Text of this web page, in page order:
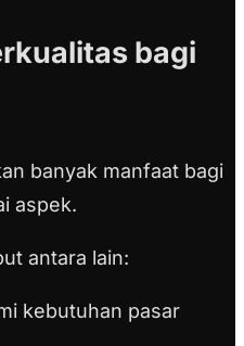
bagi
banyak manfaat bagi
aspek.
antara lain:
kebutuhan pasar